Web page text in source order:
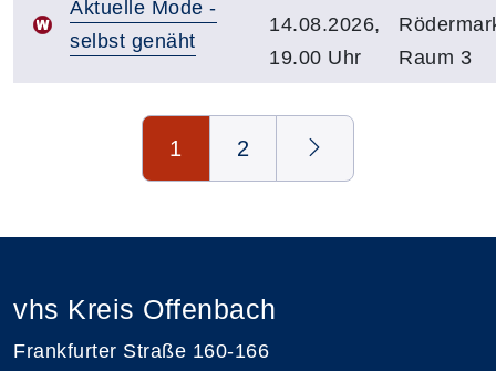
Aktuelle Mode -
selbst genäht
14.08.2026,
19.00 Uhr
Raum 3
1 2
vhs Kreis Offenbach
Frankfurter Straße 160-166